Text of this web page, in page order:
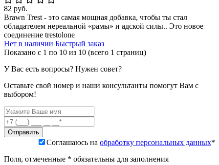
82 руб.
Brawn Trest - это самая мощная добавка, чтобы ты стал
обладателем нереальной «рамы» и адской силы.. Это новое
соединение trestolone
Нет в наличии Быстрый заказ
Показано с 1 по 10 из 10 (всего 1 страниц)
У Вас есть вопросы? Нужен совет?
Оставьте свой номер и наши консультанты помогут Вам с
выбором!
Соглашаюсь на обработку персональных данных*
Поля, отмеченные * обязательны для заполнения